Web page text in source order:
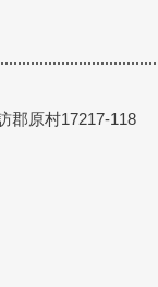
郡原村17217-118